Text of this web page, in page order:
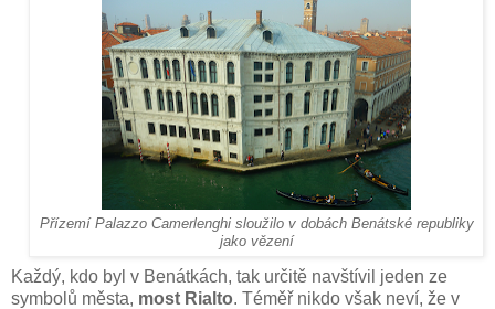
Přízemí Palazzo Camerlenghi sloužilo v dobách Benátské republiky
jako vězení
Každý, kdo byl v Benátkách, tak určitě navštívil jeden ze
symbolů města, most Rialto. Téměř nikdo však neví, že v